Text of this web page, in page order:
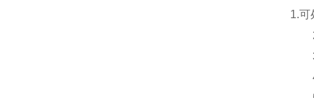
1.可
2.
3.
4.